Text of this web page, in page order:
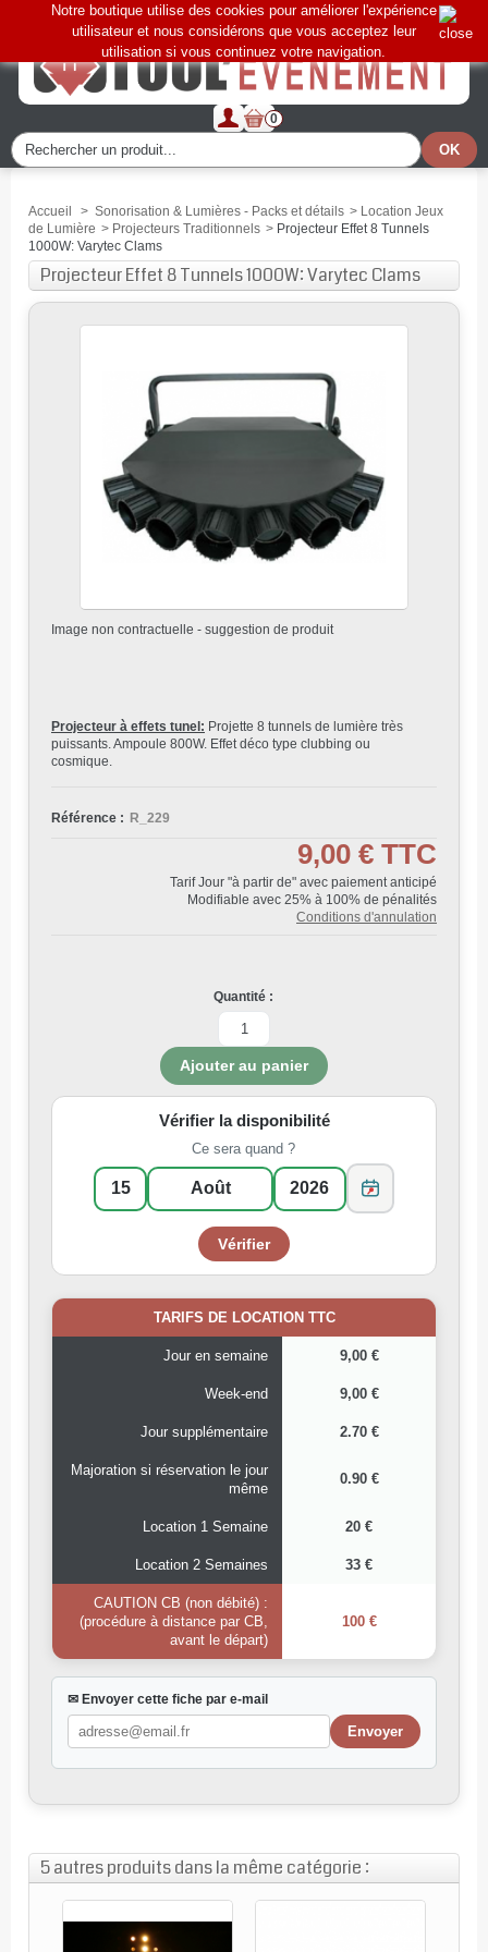
0
Notre boutique utilise des cookies pour améliorer l'expérience
utilisateur et nous considérons que vous acceptez leur
utilisation si vous continuez votre navigation.
Accueil > Sonorisation & Lumières - Packs et détails > Location Jeux
de Lumière > Projecteurs Traditionnels > Projecteur Effet 8 Tunnels
1000W: Varytec Clams
Projecteur Effet 8 Tunnels 1000W: Varytec Clams
Image non contractuelle - suggestion de produit
Projecteur à effets tunel: Projette 8 tunnels de lumière très
puissants. Ampoule 800W. Effet déco type clubbing ou
cosmique.
Référence : R_229
9,00 € TTC
Tarif Jour "à partir de" avec paiement anticipé
Modifiable avec 25% à 100% de pénalités
Conditions d'annulation
Quantité :
Vérifier la disponibilité
Ce sera quand ?
TARIFS DE LOCATION TTC
Jour en semaine 9,00 €
Week-end 9,00 €
Jour supplémentaire 2.70 €
Majoration si réservation le jour
même
0.90 €
Location 1 Semaine 20 €
Location 2 Semaines 33 €
CAUTION CB (non débité) :
(procédure à distance par CB,
avant le départ)
100 €
✉ Envoyer cette fiche par e-mail
5 autres produits dans la même catégorie :